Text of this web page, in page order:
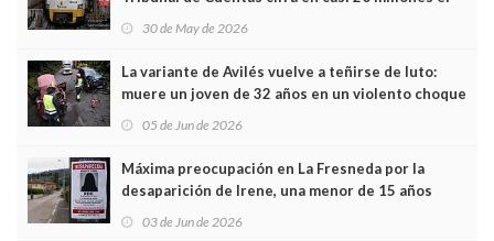
sobrecoste de los trenes que no cabían por los
30 de May de 2026
La variante de Avilés vuelve a teñirse de luto:
muere un joven de 32 años en un violento choque
frontal
05 de Jun de 2026
Máxima preocupación en La Fresneda por la
desaparición de Irene, una menor de 15 años
03 de Jun de 2026